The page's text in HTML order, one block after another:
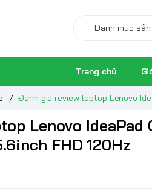
Trang chủ
/ Đánh giá review laptop Lenovo
Lenovo IdeaPad
FHD 120Hz